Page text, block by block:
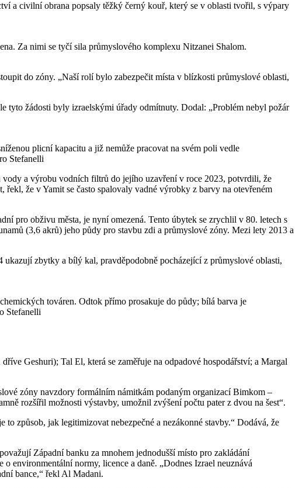
a civilní obrana popsaly těžký černý kouř, který se v oblasti tvořil, s výpary
Za nimi se tyčí sila průmyslového komplexu Nitzanei Shalom.
do zóny. „Naší rolí bylo zabezpečit místa v blízkosti průmyslové oblasti,
tyto žádosti byly izraelskými úřady odmítnuty. Dodal: „Problém nebyl požár
plicní kapacitu a již nemůže pracovat na svém poli vedle
Stefanelli
a výrobu vodních filtrů do jejího uzavření v roce 2023, potvrdili, že
že v Yamit se často spalovaly vadné výrobky z barvy na otevřeném
pro obživu města, je nyní omezená. Tento úbytek se zrychlil v 80. letech s
(3,6 akrů) jeho půdy pro stavbu zdi a průmyslové zóny. Mezi lety 2013 a
zbytky a bílý kal, pravděpodobně pocházející z průmyslové oblasti,
továren. Odtok přímo prosakuje do půdy; bílá barva je
Stefanelli
Geshuri); Tal El, která se zaměřuje na odpadové hospodářství; a Margal
zóny navzdory formálním námitkám podaným organizací Bimkom –
rozšířil možnosti výstavby, umožnil zvýšení počtu pater z dvou na šest“.
způsob, jak legitimizovat nebezpečné a nezákonné stavby.“ Dodává, že
Západní banku za mnohem jednodušší místo pro zakládání
environmentální normy, licence a daně. „Dodnes Izrael neuznává
bance,“ řekl Al Madani.